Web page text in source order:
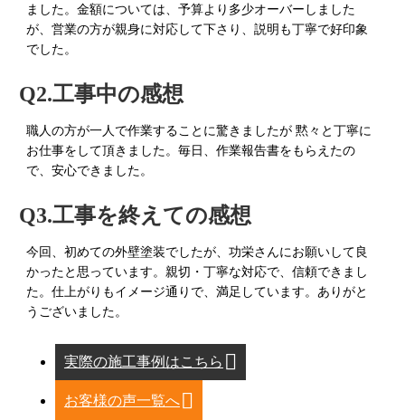
ました。金額については、予算より多少オーバーしました
が、営業の方が親身に対応して下さり、説明も丁寧で好印象
でした。
Q2.工事中の感想
職人の方が一人で作業することに驚きましたが 黙々と丁寧に
お仕事をして頂きました。毎日、作業報告書をもらえたの
で、安心できました。
Q3.工事を終えての感想
今回、初めての外壁塗装でしたが、功栄さんにお願いして良
かったと思っています。親切・丁寧な対応で、信頼できまし
た。仕上がりもイメージ通りで、満足しています。ありがと
うございました。
実際の施工事例はこちら
お客様の声一覧へ